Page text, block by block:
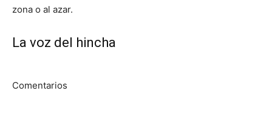
zona o al azar.
La voz del hincha
Comentarios